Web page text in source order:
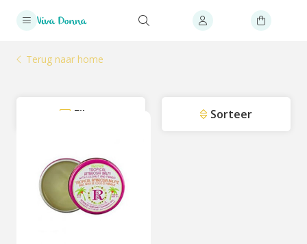
Terug naar home
Filter Sorteer